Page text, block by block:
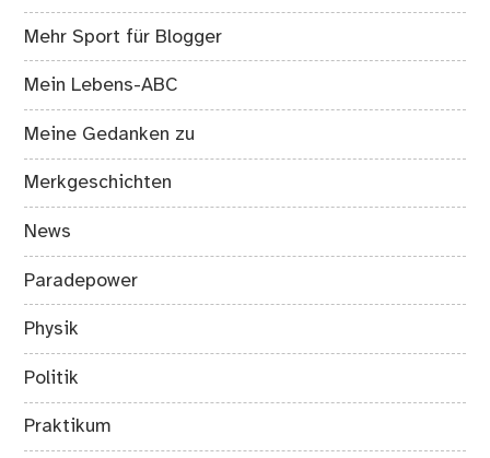
Mehr Sport für Blogger
Mein Lebens-ABC
Meine Gedanken zu
Merkgeschichten
News
Paradepower
Physik
Politik
Praktikum